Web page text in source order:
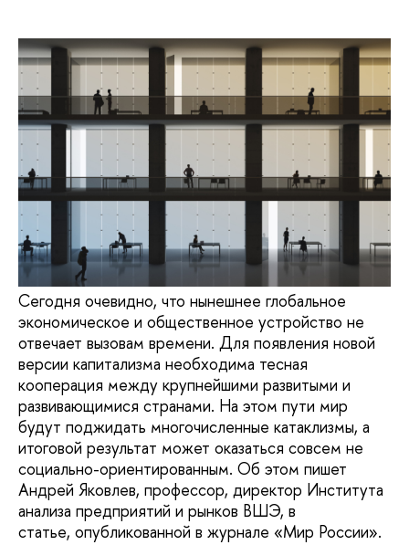
Сегодня очевидно, что нынешнее глобальное
экономическое и общественное устройство не
отвечает вызовам времени. Для появления новой
версии капитализма необходима тесная
кооперация между крупнейшими развитыми и
развивающимися странами. На этом пути мир
будут поджидать многочисленные катаклизмы, а
итоговой результат может оказаться совсем не
социально-ориентированным. Об этом пишет
Андрей Яковлев, профессор, директор Института
анализа предприятий и рынков ВШЭ, в
статье, опубликованной в журнале «Мир России».